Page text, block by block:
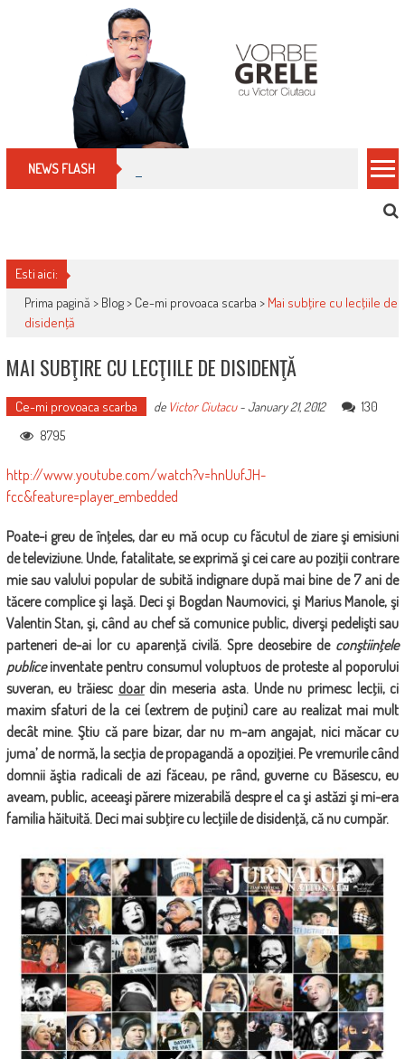
NEWS FLASH Cum îți schimbi, rapid, gratuit și eficient,
Esti aici:
Prima pagină > Blog> Ce-mi provoaca scarba > Mai subţire cu lecţiile de
disidenţă
MAI SUBŢIRE CU LECŢIILE DE DISIDENŢĂ
Ce-mi provoaca scarba de Victor Ciutacu-January 21, 2012
130
8795
http://www.youtube.com/watch?v=hnUufJH-
fcc&feature=player_embedded
Poate-i greu de înţeles, dar eu mă ocup cu făcutul de ziare şi emisiuni
de televiziune. Unde, fatalitate, se exprimă şi cei care au poziţii contrare
mie sau valului popular de subită indignare după mai bine de 7 ani de
tăcere complice şi laşă. Deci şi Bogdan Naumovici, şi Marius Manole, şi
Valentin Stan, şi, când au chef să comunice public, diverşi pedelişti sau
parteneri de-ai lor cu aparenţă civilă. Spre deosebire de conştiinţele
publiceinventate pentru consumul voluptuos de proteste al poporului
suveran, eu trăiesc doardin meseria asta. Unde nu primesc lecţii, ci
maxim sfaturi de la cei (extrem de puţini) care au realizat mai mult
decât mine. Ştiu că pare bizar, dar nu m-am angajat, nici măcar cu
juma’ de normă, la secţia de propagandă a opoziţiei. Pe vremurile când
domnii ăştia radicali de azi făceau, pe rând, guverne cu Băsescu, eu
aveam, public, aceeaşi părere mizerabilă despre el ca şi astăzi şi mi-era
familia hăituită. Deci mai subţire cu lecţiile de disidenţă, că nu cumpăr.